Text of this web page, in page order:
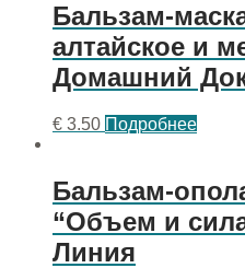
Бальзам-
алтайское и
Домашний
€ 3.50 Подробнее
Бальзам-
“Объем и
Линия